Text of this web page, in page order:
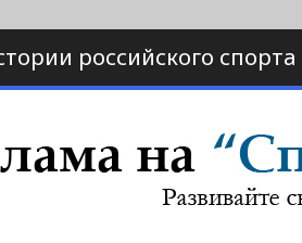
российского спорта
спорта